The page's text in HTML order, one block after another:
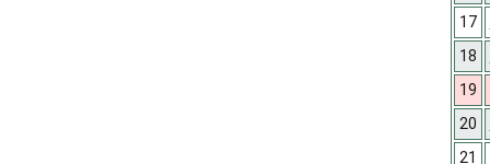
17
18
19
20
21